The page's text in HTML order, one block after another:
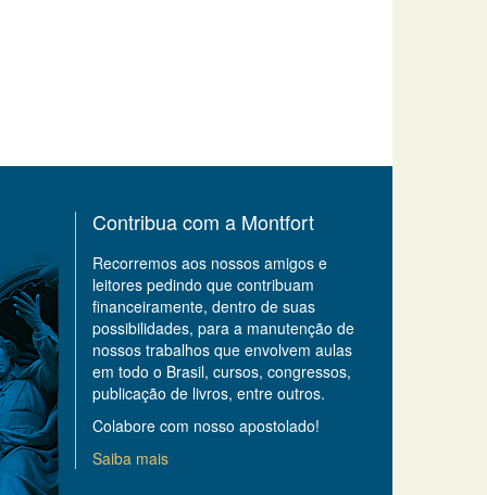
Contribua com a Montfort
Recorremos aos nossos amigos e
leitores pedindo que contribuam
financeiramente, dentro de suas
possibilidades, para a manutenção de
nossos trabalhos que envolvem aulas
em todo o Brasil, cursos, congressos,
publicação de livros, entre outros.
Colabore com nosso apostolado!
Saiba mais